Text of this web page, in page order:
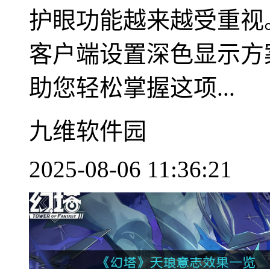
护眼功能越来越受重
客户端设置深色显示
助您轻松掌握这项...
九维软件园
2025-08-06 11:36:21